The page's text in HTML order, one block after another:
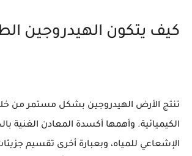
كيف يتكون الهيدروجين
تنتج الأرض الهيدروجين بشكل مستمر من
الكيميائية. وأهمها أكسدة المعادن الغنية
الإشعاعي للمياه، وبعبارة أخرى تقسيم